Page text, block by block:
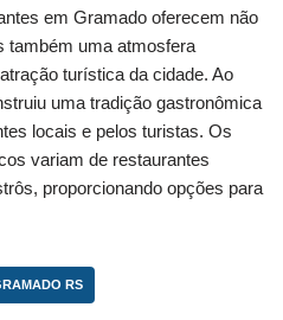
em Gramado oferecem não
também uma atmosfera
turística da cidade. Ao
uma tradição gastronômica
locais e pelos turistas. Os
variam de restaurantes
proporcionando opções para
RS